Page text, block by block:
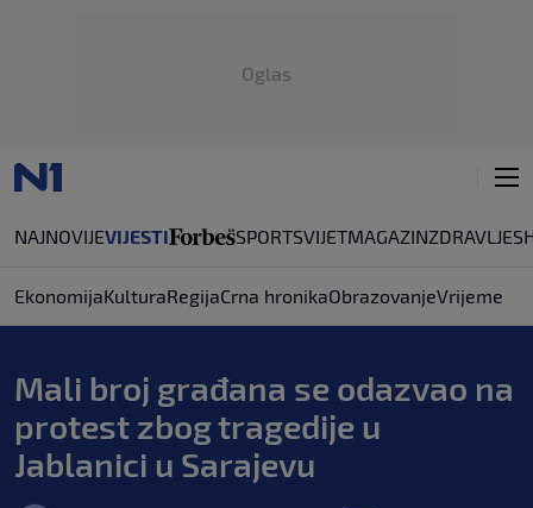
Oglas
NAJNOVIJEVIJESTI SPORTSVIJETMAGAZINZDRAVLJE
EkonomijaKulturaRegijaCrna hronikaObrazovanjeVrijeme
Mali broj građana se odazvao na
protest zbog tragedije u
Jablanici u Sarajevu